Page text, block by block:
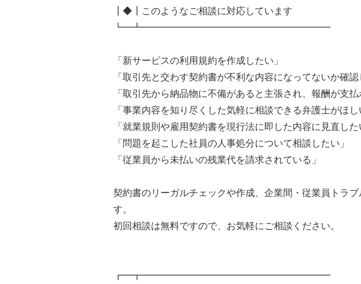
┃◆┃このようなご相談に対応しています
┗━┻━━━━━━━━━━━━━━━━━━━━
「新サービスの利用規約を作成したい」
「取引先と交わす契約書が不利な内容になってないか確認
「取引先から納品物に不備があると主張され、報酬が支払
「事業内容を知り尽くした気軽に相談できる弁護士がほし
「就業規則や雇用契約書を現行法に即した内容に見直した
「問題を起こした社員の人事処分について相談したい」
「従業員から未払いの残業代を請求されている」
契約書のリーガルチェックや作成、企業間・従業員トラ
す。
初回相談は無料ですので、お気軽にご相談ください。
┏━┳━━━━━━━━━━━━━━━━━━━━